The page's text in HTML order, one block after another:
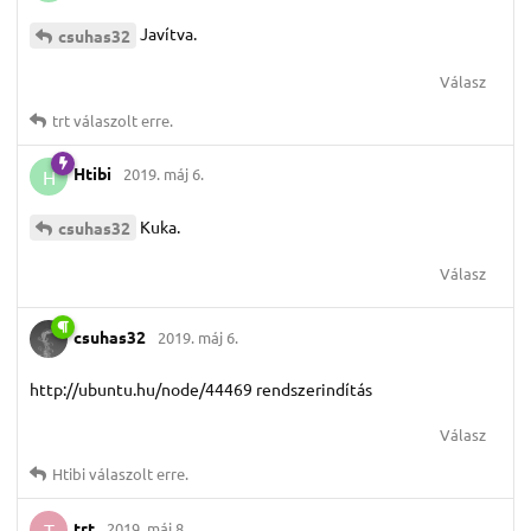
csuhas32 Javítva.
Válasz
trtválaszolt erre.
H Htibi 2019. máj 6.
csuhas32 Kuka.
Válasz
csuhas32 2019. máj 6.
http://ubuntu.hu/node/44469 rendszerindítás
Válasz
Htibiválaszolt erre.